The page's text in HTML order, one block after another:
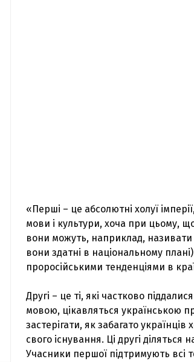
«Перші – це абсолютні холуї
мови і культури, хоча при цьому,
вони можуть, наприклад, називати
вони здатні в національному
проросійськими тенденціями в
Другі – це ті, які частково
мовою, цікавляться українською
застерігати, як забагато
свого існування. Ці другі діляться
Учасники першої підтримують всі